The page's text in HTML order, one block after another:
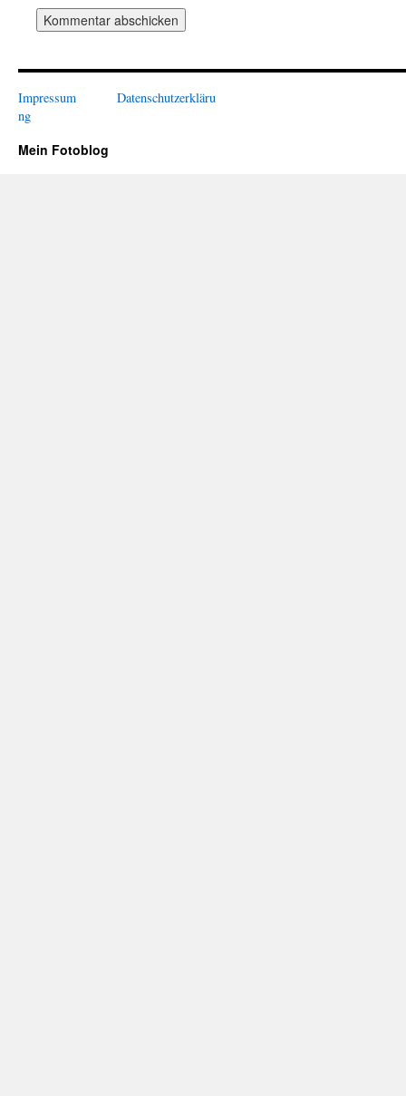
Impressum
Datenschutzerkläru
ng
Mein Fotoblog